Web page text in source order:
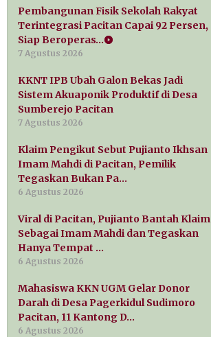
Pembangunan Fisik Sekolah Rakyat
Terintegrasi Pacitan Capai 92 Persen,
Siap Beroperas…
7 Agustus 2026
KKNT IPB Ubah Galon Bekas Jadi
Sistem Akuaponik Produktif di Desa
Sumberejo Pacitan
7 Agustus 2026
Klaim Pengikut Sebut Pujianto Ikhsan
Imam Mahdi di Pacitan, Pemilik
Tegaskan Bukan Pa…
6 Agustus 2026
Viral di Pacitan, Pujianto Bantah Klaim
Sebagai Imam Mahdi dan Tegaskan
Hanya Tempat …
6 Agustus 2026
Mahasiswa KKN UGM Gelar Donor
Darah di Desa Pagerkidul Sudimoro
Pacitan, 11 Kantong D…
6 Agustus 2026